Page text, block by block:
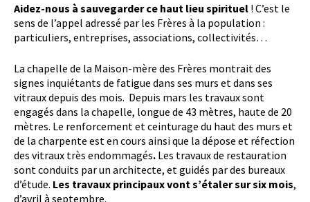
Aidez-nous à sauvegarder ce haut lieu spirituel ! C’est le
sens de l’appel adressé par les Frères à la population :
particuliers, entreprises, associations, collectivités…
La chapelle de la Maison-mère des Frères montrait des
signes inquiétants de fatigue dans ses murs et dans ses
vitraux depuis des mois. Depuis mars les travaux sont
engagés dans la chapelle, longue de 43 mètres, haute de 20
mètres. Le renforcement et ceinturage du haut des murs et
de la charpente est en cours ainsi que la dépose et réfection
des vitraux très endommagés. Les travaux de restauration
sont conduits par un architecte, et guidés par des bureaux
d’étude. Les travaux principaux vont s’étaler sur six mois,
d’avril à septembre.